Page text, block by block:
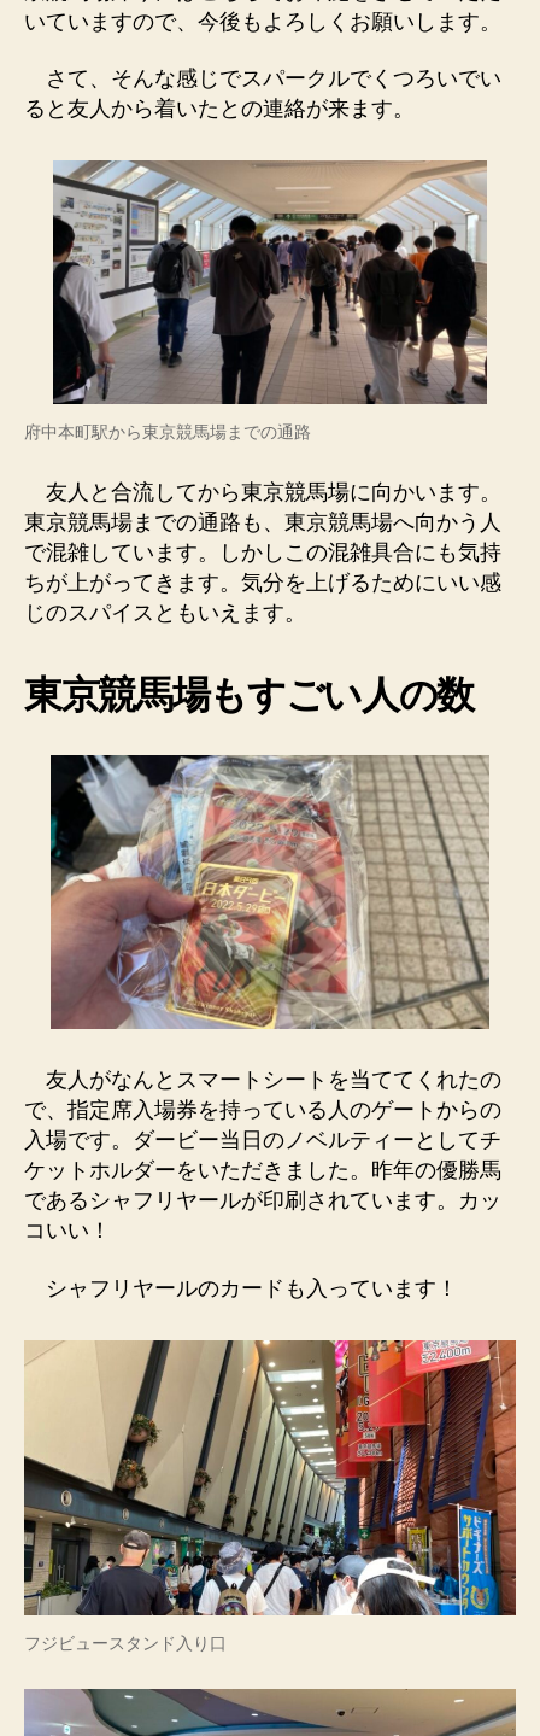
いていますので、今後もよろしくお願いします。
さて、そんな感じでスパークルでくつろいでい
ると友人から着いたとの連絡が来ます。
府中本町駅から東京競馬場までの通路
友人と合流してから東京競馬場に向かいます。
東京競馬場までの通路も、東京競馬場へ向かう人
で混雑しています。しかしこの混雑具合にも気持
ちが上がってきます。気分を上げるためにいい感
じのスパイスともいえます。
東京競馬場もすごい人の数
友人がなんとスマートシートを当ててくれたの
で、指定席入場券を持っている人のゲートからの
入場です。ダービー当日のノベルティーとしてチ
ケットホルダーをいただきました。昨年の優勝馬
であるシャフリヤールが印刷されています。カッ
コいい！
シャフリヤールのカードも入っています！
フジビュースタンド入り口